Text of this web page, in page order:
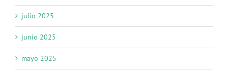
julio 2025
junio 2025
mayo 2025